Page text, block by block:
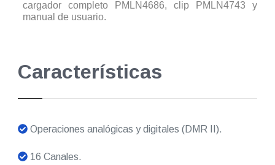
cargador completo PMLN4686, clip PMLN4743 y
manual de usuario.
Características
Operaciones analógicas y digitales (DMR II).
16 Canales.